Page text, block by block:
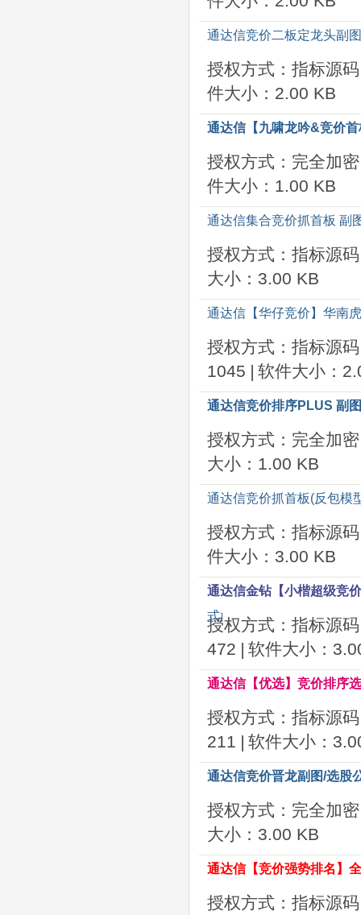
通达信竞价二板定龙头副
授权方式：指标源码
件大小：2.00 KB
通达信【九啸龙吟&竞价
授权方式：完全加密
件大小：1.00 KB
通达信集合竞价抓首板 副
授权方式：指标源码
大小：3.00 KB
通达信【华仔竞价】华南
授权方式：指标源码
1045 | 软件大小：
通达信竞价排序PLUS 副
授权方式：完全加密
大小：1.00 KB
通达信竞价抓首板(反包模
授权方式：指标源码
件大小：3.00 KB
通达信金钻【小楷超级竞
式]
授权方式：指标源码
472 | 软件大小：
通达信【优选】竞价排序
授权方式：指标源码
211 | 软件大小：
通达信竞价晋龙副图/选股
授权方式：完全加密
大小：3.00 KB
通达信【竞价强势排名】
授权方式：指标源码